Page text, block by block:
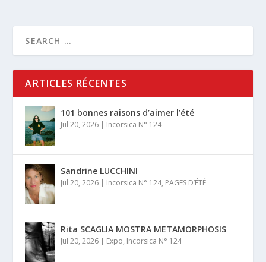
ARTICLES RÉCENTES
101 bonnes raisons d’aimer l’été
Jul 20, 2026 | Incorsica N° 124
Sandrine LUCCHINI
Jul 20, 2026 | Incorsica N° 124, PAGES D’ÉTÉ
Rita SCAGLIA MOSTRA METAMORPHOSIS
Jul 20, 2026 | Expo, Incorsica N° 124